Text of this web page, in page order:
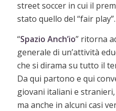
street soccer in cui il
stato quello del “fair play”.
“Spazio Anch’io” ritorna
generale di un’attività
che si dirama su tutto il
Da qui partono e qui
giovani italiani e
ma anche in alcuni casi